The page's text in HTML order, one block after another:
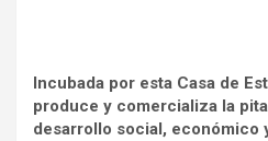
Incubada por esta Casa de
produce y comercializa la
desarrollo social, económico